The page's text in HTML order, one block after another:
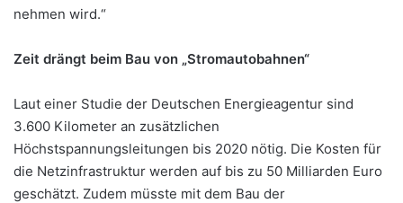
nehmen wird.“
Zeit drängt beim Bau von „Stromautobahnen“
Laut einer Studie der Deutschen Energieagentur sind
3.600 Kilometer an zusätzlichen
Höchstspannungsleitungen bis 2020 nötig. Die Kosten für
die Netzinfrastruktur werden auf bis zu 50 Milliarden Euro
geschätzt. Zudem müsste mit dem Bau der